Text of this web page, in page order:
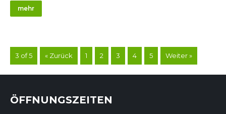
mehr
3 of 5 « Zurück 1 2 3 4 5 Weiter »
ÖFFNUNGSZEITEN